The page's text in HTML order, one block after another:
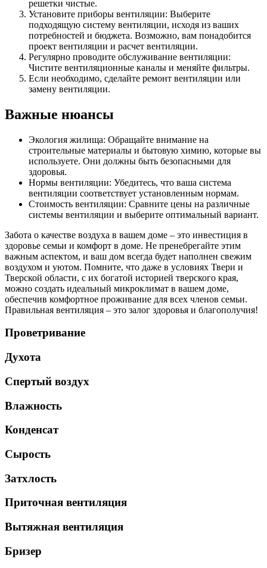
решетки чистые.
Установите приборы вентиляции: Выберите
подходящую систему вентиляции, исходя из ваших
потребностей и бюджета. Возможно, вам понадобится
проект вентиляции и расчет вентиляции.
Регулярно проводите обслуживание вентиляции:
Чистите вентиляционные каналы и меняйте фильтры.
Если необходимо, сделайте ремонт вентиляции или
замену вентиляции.
Важные нюансы
Экология жилища: Обращайте внимание на
строительные материалы и бытовую химию, которые вы
используете. Они должны быть безопасными для
здоровья.
Нормы вентиляции: Убедитесь, что ваша система
вентиляции соответствует установленным нормам.
Стоимость вентиляции: Сравните цены на различные
системы вентиляции и выберите оптимальный вариант.
Забота о качестве воздуха в вашем доме – это инвестиция в
здоровье семьи и комфорт в доме. Не пренебрегайте этим
важным аспектом, и ваш дом всегда будет наполнен свежим
воздухом и уютом. Помните, что даже в условиях Твери и
Тверской области, с их богатой историей тверского края,
можно создать идеальный микроклимат в вашем доме,
обеспечив комфортное проживание для всех членов семьи.
Правильная вентиляция – это залог здоровья и благополучия!
Проветривание
Духота
Спертый воздух
Влажность
Конденсат
Сырость
Затхлость
Приточная вентиляция
Вытяжная вентиляция
Бризер